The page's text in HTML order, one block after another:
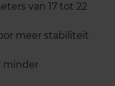
van 17 tot 22
meer stabiliteit
minder